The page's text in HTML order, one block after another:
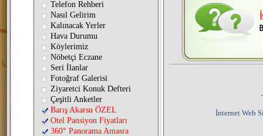
Telefon Rehberi
Nasıl Gelirim
Kalınacak Yerler
Hava Durumu
Köylerimiz
Nöbetçi Eczane
Seri İlanlar
Fotoğraf Galerisi
Ziyaretci Konuk Defteri
Çeşitli Anketler
Barış Akarsu ÖZEL
Otel Pansiyon Fiyatları
360° Panorama Amasra
İnternet Web